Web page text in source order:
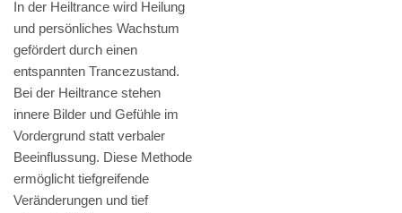
In der Heiltrance wird Heilung
und persönliches Wachstum
gefördert durch einen
entspannten Trancezustand.
Bei der Heiltrance stehen
innere Bilder und Gefühle im
Vordergrund statt verbaler
Beeinflussung. Diese Methode
ermöglicht tiefgreifende
Veränderungen und tief